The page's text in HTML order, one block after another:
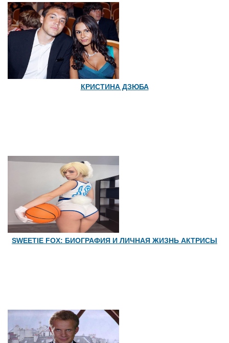
КРИСТИНА ДЗЮБА
SWEETIE FOX: БИОГРАФИЯ И ЛИЧНАЯ ЖИЗНЬ АКТРИСЫ